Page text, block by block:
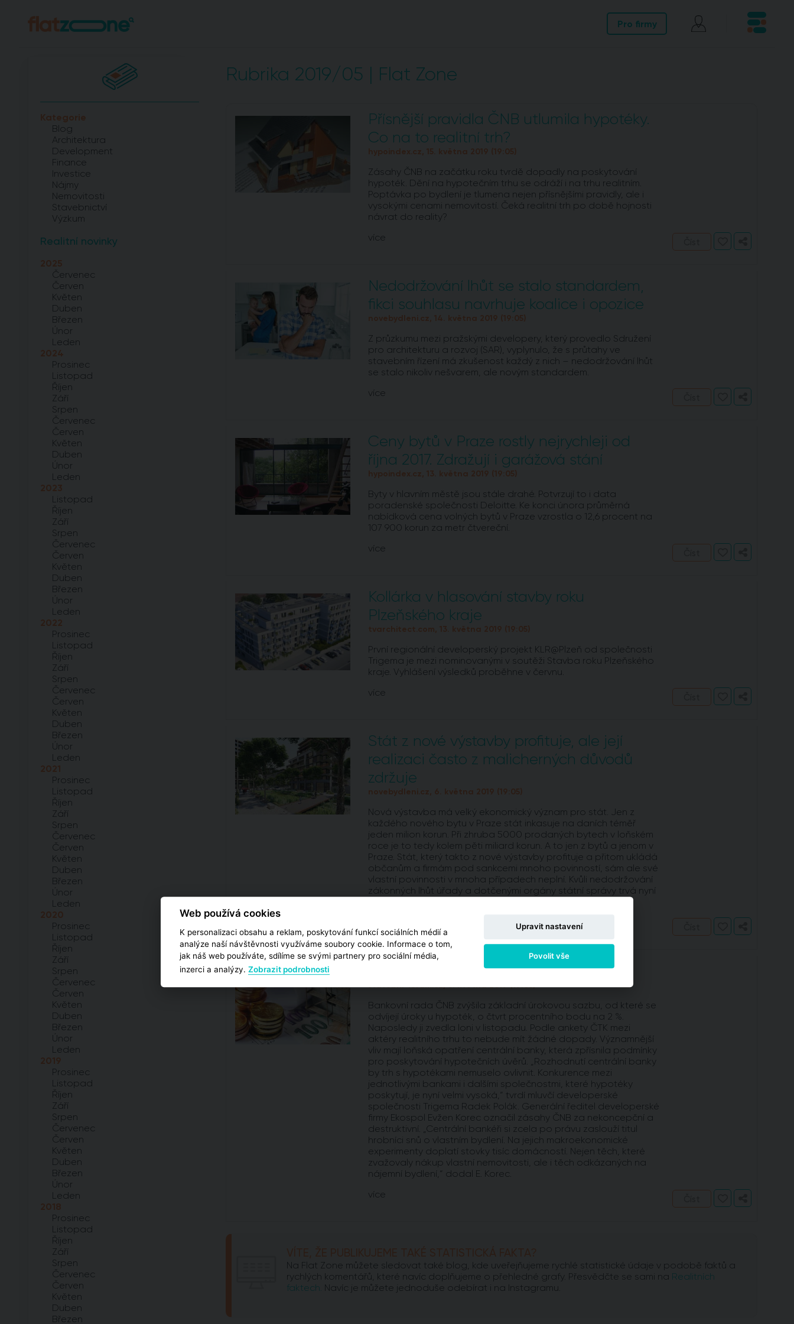
Pro firmy
Kategorie
Blog
Architektura
Development
Finance
Investice
Nájmy
Nemovitosti
Stavebnictví
Výzkum
Realitní novinky
2025
Červenec
Červen
Květen
Duben
Březen
Únor
Leden
2024
Prosinec
Listopad
Říjen
Září
Srpen
Červenec
Červen
Květen
Duben
Únor
Leden
2023
Listopad
Říjen
Září
Srpen
Červenec
Červen
Květen
Duben
Březen
Únor
Leden
2022
Prosinec
Listopad
Říjen
Září
Srpen
Červenec
Červen
Květen
Duben
Březen
Únor
Leden
2021
Prosinec
Listopad
Říjen
Září
Srpen
Červenec
Červen
Květen
Duben
Březen
Únor
Leden
2020
Prosinec
Listopad
Říjen
Září
Srpen
Červenec
Červen
Květen
Duben
Březen
Únor
Leden
2019
Prosinec
Listopad
Říjen
Září
Srpen
Červenec
Červen
Květen
Duben
Březen
Únor
Leden
2018
Prosinec
Listopad
Říjen
Září
Srpen
Červenec
Červen
Květen
Duben
Březen
Rubrika 2019/05 | Flat Zone
Přísnější pravidla ČNB utlumila hypotéky.
Co na to realitní trh?
hypoindex.cz, 15. května 2019 (19:05)
Zásahy ČNB na začátku roku tvrdě dopadly na poskytování
hypoték. Dění na hypotečním trhu se odráží i na trhu realitním.
Poptávka po bydlení je tlumena nejen přísnějšími pravidly, ale i
vysokými cenami nemovitostí. Čeká realitní trh po době hojnosti
návrat do reality?
více
Nedodržování lhůt se stalo standardem,
fikci souhlasu navrhuje koalice i opozice
novebydleni.cz, 14. května 2019 (19:05)
Z průzkumu mezi pražskými developery, který provedlo Sdružení
pro architekturu a rozvoj (SAR), vyplynulo, že s průtahy ve
stavebním řízení má zkušenost každý z nich – nedodržování lhůt
se stalo nikoliv nešvarem, ale novým standardem.
více
Ceny bytů v Praze rostly nejrychleji od
října 2017. Zdražují i garážová stání
hypoindex.cz, 13. května 2019 (19:05)
Byty v hlavním městě jsou stále drahé. Potvrzují to i data
poradenské společnosti Deloitte. Ke konci února průměrná
nabídková cena volných bytů v Praze vzrostla o 12,6 procent na
107 900 korun za metr čtvereční.
více
Kollárka v hlasování stavby roku
Plzeňského kraje
tvarchitect.com, 13. května 2019 (19:05)
První regionální developerský projekt KLR@Plzeň od společnosti
Trigema je mezi nominovanými v soutěži Stavba roku Plzeňského
kraje. Vyhlášení výsledků proběhne v červnu.
více
Stát z nové výstavby profituje, ale její
realizaci často z malicherných důvodů
zdržuje
novebydleni.cz, 6. května 2019 (19:05)
Nová výstavba má velký ekonomický význam pro stát. Jen z
každého nového bytu v Praze stát inkasuje na daních téměř
jeden milion korun. Při zhruba 5000 prodaných bytech v loňském
roce je to tedy kolem pěti miliard korun. A to jen z bytů a jenom v
Praze. Stát, který takto z nové výstavby profituje a přitom ukládá
občanům a firmám pod sankcemi mnoho povinností, sám ale své
vlastní povinnosti v mnoha případech neplní. Kvůli nedodržování
zákonných lhůt úřady a dotčenými orgány státní správy trvá nyní
ČNB zvýšila úrokové sazby
stavebni-forum.cz, 3. května 2019 (19:05)
Bankovní rada ČNB zvýšila základní úrokovou sazbu, od které se
odvíjejí úroky u hypoték, o čtvrt procentního bodu na 2 %.
Naposledy ji zvedla loni v listopadu. Podle ankety ČTK mezi
aktéry realitního trhu to nebude mít žádné dopady. Významnější
vliv mají loňská opatření centrální banky, která zpřísnila podmínky
pro poskytování hypotečních úvěrů. „Rozhodnutí centrální banky
by trh s hypotékami nemuselo ovlivnit. Konkurence mezi
jednotlivými bankami i dalšími společnostmi, které hypotéky
poskytují, je nyní velmi vysoká,“ tvrdí mluvčí developerské
společnosti Trigema Radek Polák. Generální ředitel developerské
firmy Ekospol Evžen Korec označil zásahy ČNB za nekoncepční a
destruktivní. „Centrální bankéři si zcela po právu zaslouží titul
hrobníci snů o vlastním bydlení. Na jejich makroekonomické
experimenty doplatí stovky tisíc domácností. Nejen těch, které
zvažovaly nákup vlastní nemovitosti, ale i těch odkázaných na
nájemní bydlení,“ dodal E. Korec.
více
Na Flat Zone můžete sledovat také blog, kde uveřejňujeme rychlé statistické údaje v podobě faktů a
rychlých komentářů, které navíc doplňujeme o přehledné grafy. Přesvědčte se sami na Realitních
faktech. Navíc je můžete jednoduše odebírat i na Instagramu.
Web používá cookies
K personalizaci obsahu a reklam, poskytování funkcí sociálních médií a
analýze naší návštěvnosti využíváme soubory cookie. Informace o tom,
jak náš web používáte, sdílíme se svými partnery pro sociální média,
inzerci a analýzy. Zobrazit podrobnosti
Upravit nastavení
Povolit vše